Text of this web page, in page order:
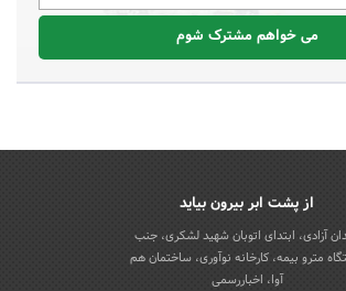
می خواهم مشترک شوم
از پشت ابر بیرون بیاید
آزادی، ابتدای اتوبان شهید لشکری، جنب
مترو بیمه، کارخانه نوآوری، ساختمان هم
آوا، اخباررسمی